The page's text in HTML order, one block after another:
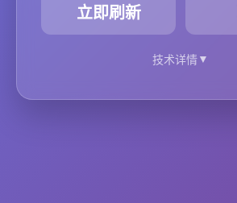
立即刷新
技术详情▼